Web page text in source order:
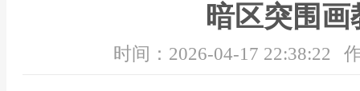
暗区突围画
时间：2026-04-17 22:38:22